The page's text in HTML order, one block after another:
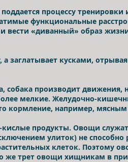
процессу
функциональные
вести «диванный» образ
а заглатывает кусками,
собака производит
мелкие. Желудочно-
кормление, например,
продукты. Овощи
улиток) не
клеток.
трет овощи хищникам в